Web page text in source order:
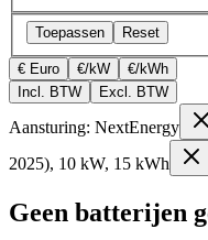
Toepassen Reset
€ Euro €/kW
€/kWh
Incl. BTW
Excl. BTW
Aansturing: NextEnergy
2025), 10 kW, 15 kWh
Geen batterijen